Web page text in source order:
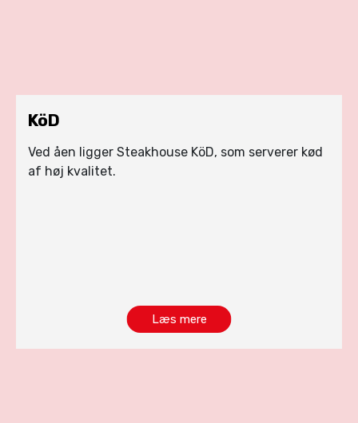
KöD
Ved åen ligger Steakhouse KöD, som serverer kød
af høj kvalitet.
Læs mere